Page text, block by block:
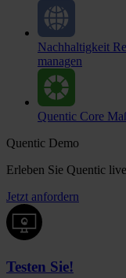
Nachhaltigkeit
managen
Quentic Core
Quentic Demo
Erleben Sie Quentic
Jetzt anfordern
Testen Sie!